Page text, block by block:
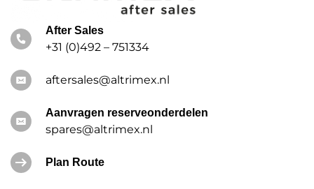
After Sales
+31 (0)492 – 751334
aftersales@altrimex.nl
Aanvragen reserveonderdelen
spares@altrimex.nl
Plan Route